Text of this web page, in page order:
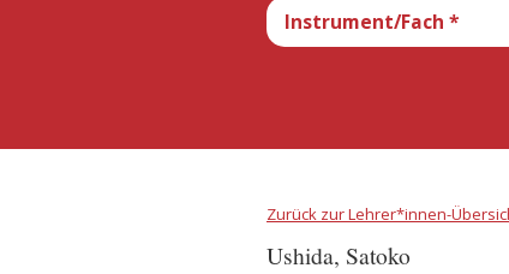
Zurück zur Lehrer*innen-
Ushida, Satoko